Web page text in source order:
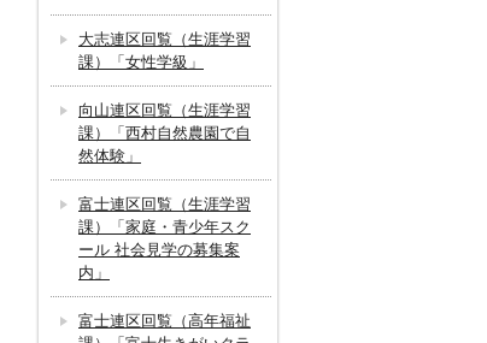
大志連区回覧（生涯学習
課）「女性学級」
向山連区回覧（生涯学習
課）「西村自然農園で自
然体験」
富士連区回覧（生涯学習
課）「家庭・青少年スク
ール 社会見学の募集案
内」
富士連区回覧（高年福祉